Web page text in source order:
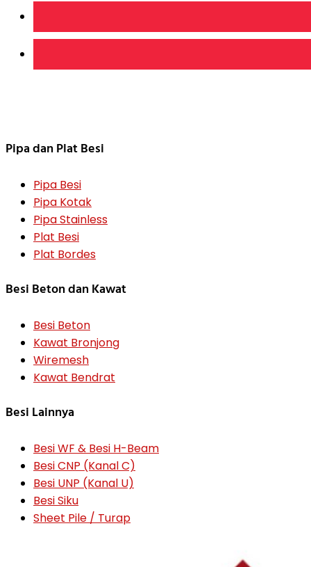
Pipa dan Plat Besi
Pipa Besi
Pipa Kotak
Pipa Stainless
Plat Besi
Plat Bordes
Besi Beton dan Kawat
Besi Beton
Kawat Bronjong
Wiremesh
Kawat Bendrat
Besi Lainnya
Besi WF & Besi H-Beam
Besi CNP (Kanal C)
Besi UNP (Kanal U)
Besi Siku
Sheet Pile / Turap